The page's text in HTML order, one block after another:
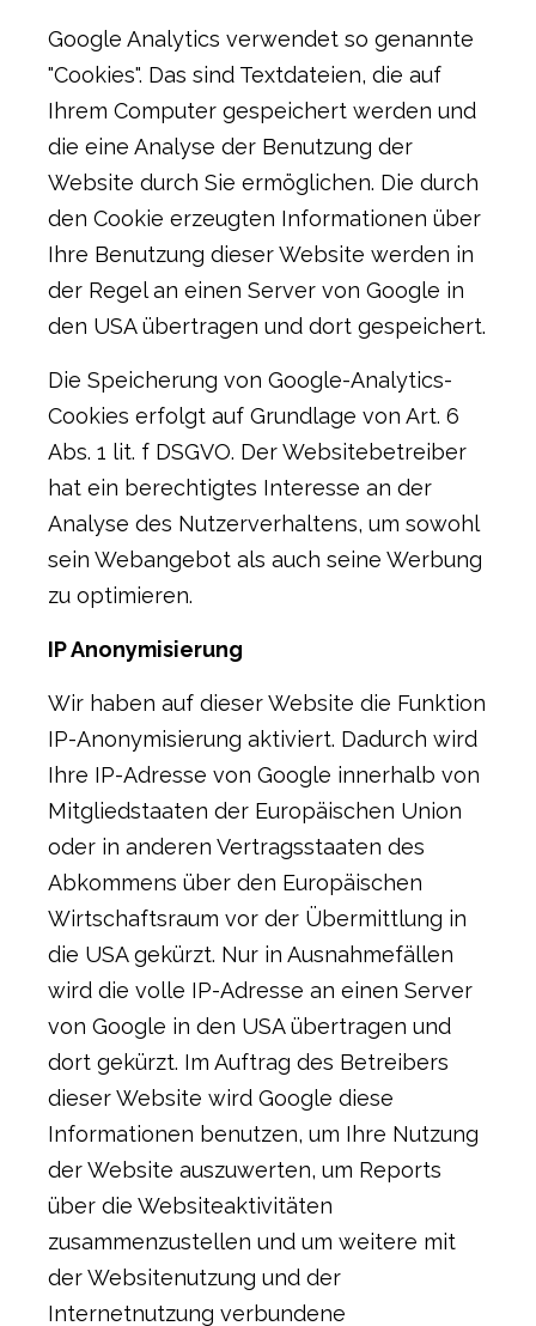
Google Analytics verwendet so genannte
"Cookies". Das sind Textdateien, die auf
Ihrem Computer gespeichert werden und
die eine Analyse der Benutzung der
Website durch Sie ermöglichen. Die durch
den Cookie erzeugten Informationen über
Ihre Benutzung dieser Website werden in
der Regel an einen Server von Google in
den USA übertragen und dort gespeichert.
Die Speicherung von Google-Analytics-
Cookies erfolgt auf Grundlage von Art. 6
Abs. 1 lit. f DSGVO. Der Websitebetreiber
hat ein berechtigtes Interesse an der
Analyse des Nutzerverhaltens, um sowohl
sein Webangebot als auch seine Werbung
zu optimieren.
IP Anonymisierung
Wir haben auf dieser Website die Funktion
IP-Anonymisierung aktiviert. Dadurch wird
Ihre IP-Adresse von Google innerhalb von
Mitgliedstaaten der Europäischen Union
oder in anderen Vertragsstaaten des
Abkommens über den Europäischen
Wirtschaftsraum vor der Übermittlung in
die USA gekürzt. Nur in Ausnahmefällen
wird die volle IP-Adresse an einen Server
von Google in den USA übertragen und
dort gekürzt. Im Auftrag des Betreibers
dieser Website wird Google diese
Informationen benutzen, um Ihre Nutzung
der Website auszuwerten, um Reports
über die Websiteaktivitäten
zusammenzustellen und um weitere mit
der Websitenutzung und der
Internetnutzung verbundene